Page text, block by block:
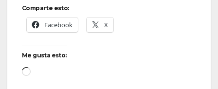
Comparte esto:
Facebook X
Me gusta esto:
Cargando...